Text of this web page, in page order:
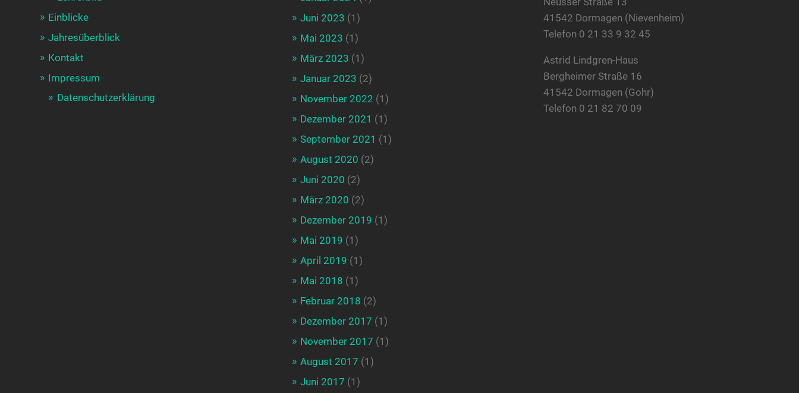
Einblicke
Jahresüberblick
Kontakt
Impressum
Datenschutzerklärung
Juni 2023 (1)
Mai 2023 (1)
März 2023 (1)
Januar 2023 (2)
November 2022 (1)
Dezember 2021 (1)
September 2021 (1)
August 2020 (2)
Juni 2020 (2)
März 2020 (2)
Dezember 2019 (1)
Mai 2019 (1)
April 2019 (1)
Mai 2018 (1)
Februar 2018 (2)
Dezember 2017 (1)
November 2017 (1)
August 2017 (1)
Juni 2017 (1)
41542 Dormagen (Nievenheim)
Telefon 0 21 33 9 32 45
Astrid Lindgren-Haus
Bergheimer Straße 16
41542 Dormagen (Gohr)
Telefon 0 21 82 70 09